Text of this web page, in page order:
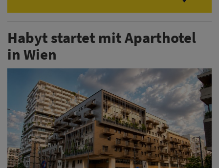
Habyt startet mit Aparthotel
in Wien